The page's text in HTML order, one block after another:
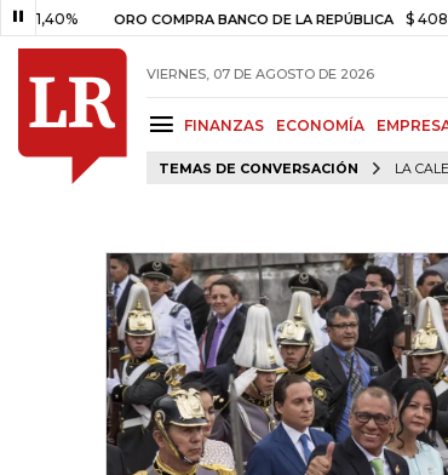
ORO COMPRA BANCO DE LA REPÚBLICA $ 408.498,97
VIERNES, 07 DE AGOSTO DE 2026
FINANZAS ECONOMÍA
TEMAS DE CONVERSACIÓN LA